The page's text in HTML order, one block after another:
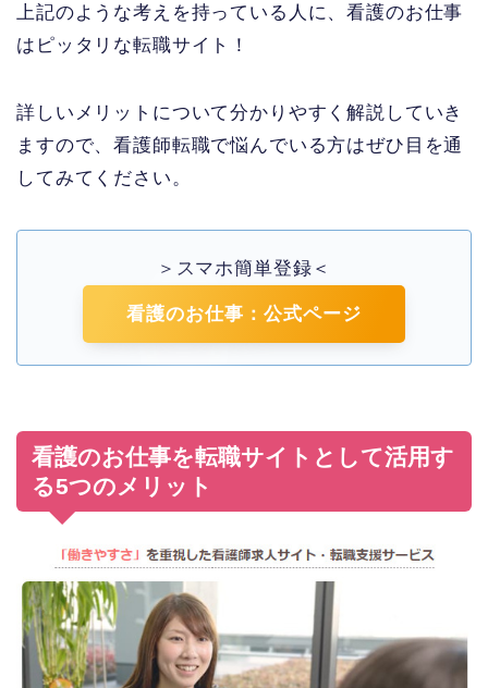
上記のような考えを持っている人に、看護のお仕事
はピッタリな転職サイト！
詳しいメリットについて分かりやすく解説していき
ますので、看護師転職で悩んでいる方はぜひ目を通
してみてください。
＞スマホ簡単登録＜
看護のお仕事：公式ページ
看護のお仕事を転職サイトとして活用す
る5つのメリット